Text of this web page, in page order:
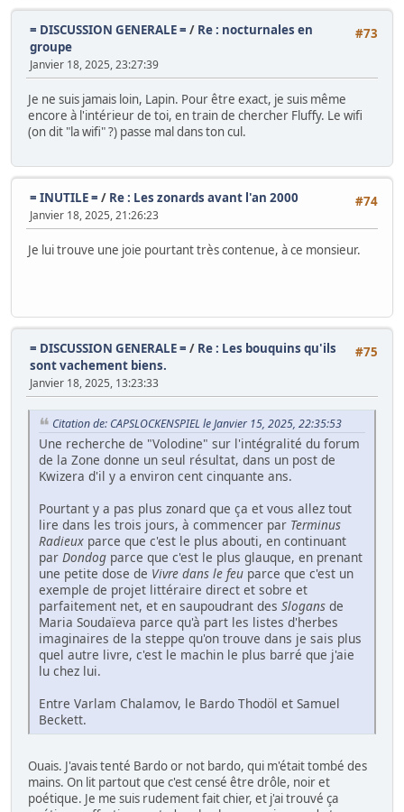
#73
= DISCUSSION GENERALE = / Re : nocturnales en
groupe
Janvier 18, 2025, 23:27:39
Je ne suis jamais loin, Lapin. Pour être exact, je suis même
encore à l'intérieur de toi, en train de chercher Fluffy. Le wifi
(on dit "la wifi" ?) passe mal dans ton cul.
#74
= INUTILE = / Re : Les zonards avant l'an 2000
Janvier 18, 2025, 21:26:23
Je lui trouve une joie pourtant très contenue, à ce monsieur.
#75
= DISCUSSION GENERALE = / Re : Les bouquins qu'ils
sont vachement biens.
Janvier 18, 2025, 13:23:33
Citation de: CAPSLOCKENSPIEL le Janvier 15, 2025, 22:35:53
Une recherche de "Volodine" sur l'intégralité du forum
de la Zone donne un seul résultat, dans un post de
Kwizera d'il y a environ cent cinquante ans.
Pourtant y a pas plus zonard que ça et vous allez tout
lire dans les trois jours, à commencer par Terminus
Radieux parce que c'est le plus abouti, en continuant
par Dondog parce que c'est le plus glauque, en prenant
une petite dose de Vivre dans le feu parce que c'est un
exemple de projet littéraire direct et sobre et
parfaitement net, et en saupoudrant des Slogans de
Maria Soudaïeva parce qu'à part les listes d'herbes
imaginaires de la steppe qu'on trouve dans je sais plus
quel autre livre, c'est le machin le plus barré que j'aie
lu chez lui.
Entre Varlam Chalamov, le Bardo Thodöl et Samuel
Beckett.
Ouais. J'avais tenté Bardo or not bardo, qui m'était tombé des
mains. On lit partout que c'est censé être drôle, noir et
poétique. Je me suis rudement fait chier, et j'ai trouvé ça